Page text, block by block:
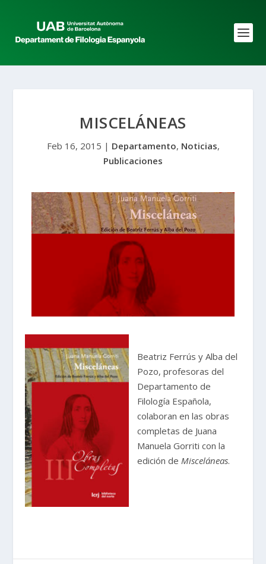
MISCELÁNEAS
Feb 16, 2015 | Departamento, Noticias,
Publicaciones
Beatriz Ferrús y Alba del
Pozo, profesoras del
Departamento de
Filología Española,
colaboran en las obras
completas de Juana
Manuela Gorriti con la
edición de Misceláneas.